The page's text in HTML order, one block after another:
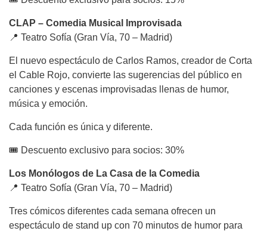
CLAP – Comedia Musical Improvisada
📍 Teatro Sofía (Gran Vía, 70 – Madrid)
El nuevo espectáculo de Carlos Ramos, creador de Corta
el Cable Rojo, convierte las sugerencias del público en
canciones y escenas improvisadas llenas de humor,
música y emoción.
Cada función es única y diferente.
🎟 Descuento exclusivo para socios: 30%
Los Monólogos de La Casa de la Comedia
📍 Teatro Sofía (Gran Vía, 70 – Madrid)
Tres cómicos diferentes cada semana ofrecen un
espectáculo de stand up con 70 minutos de humor para